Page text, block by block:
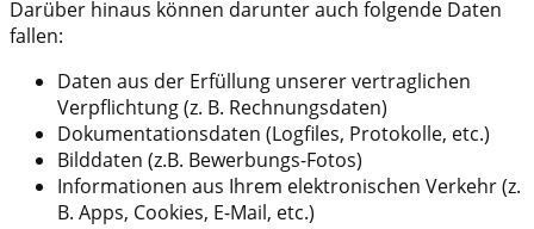
Darüber hinaus können darunter auch folgende Daten
fallen:
Daten aus der Erfüllung unserer vertraglichen
Verpflichtung (z. B. Rechnungsdaten)
Dokumentationsdaten (Logfiles, Protokolle, etc.)
Bilddaten (z.B. Bewerbungs-Fotos)
Informationen aus Ihrem elektronischen Verkehr (z.
B. Apps, Cookies, E-Mail, etc.)